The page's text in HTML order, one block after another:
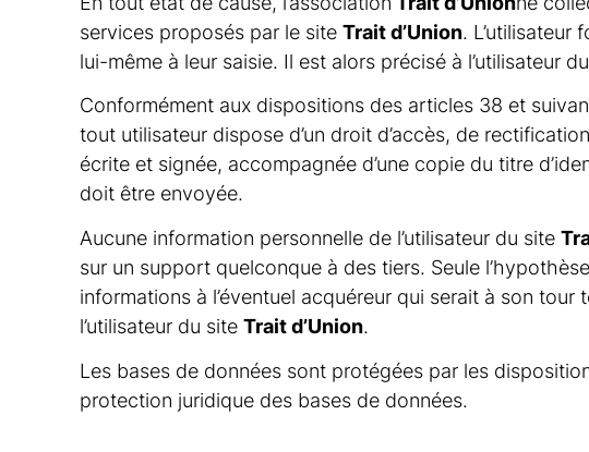
services proposés par le site Trait d’Union. L’utilisateur
lui-même à leur saisie. Il est alors précisé à l’utilisateur
Conformément aux dispositions des articles 38 et
tout utilisateur dispose d’un droit d’accès, de
écrite et signée, accompagnée d’une copie du titre
doit être envoyée.
Aucune information personnelle de l’utilisateur du site
sur un support quelconque à des tiers. Seule
informations à l’éventuel acquéreur qui serait à son
l’utilisateur du site Trait d’Union.
Les bases de données sont protégées par les
protection juridique des bases de données.